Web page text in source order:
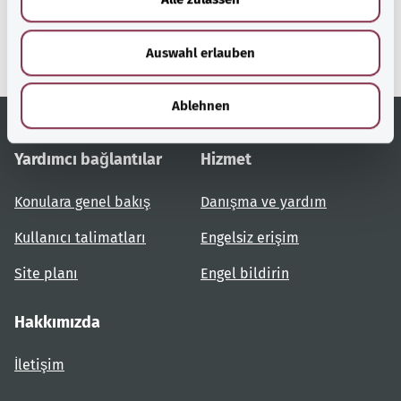
l
Auswahl erlauben
Ablehnen
bir hizmetidir.
Yardımcı bağlantılar
Konulara genel bakış
Kullanıcı talimatları
Site planı
Hizmet
Danışma ve yardım
Engelsiz erişim
Engel bildirin
Hakkımızda
İletişim